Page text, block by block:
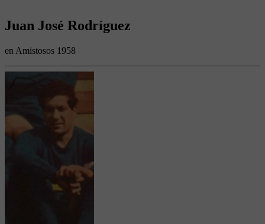
Juan José Rodríguez
en Amistosos 1958